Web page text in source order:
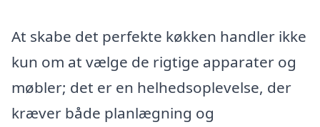
At skabe det perfekte køkken handler ikke
kun om at vælge de rigtige apparater og
møbler; det er en helhedsoplevelse, der
kræver både planlægning og